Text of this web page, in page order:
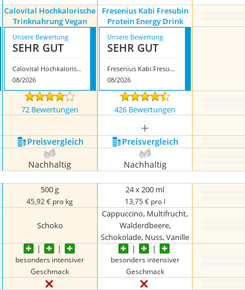
Calovital Hochkalorische
Trinknahrung Vegan
Fresenius Kabi Fresubin
Protein Energy Drink
Unsere Bewertung
SEHR GUT
Calovital Hochkalorische Trinknahrung Vegan
08/2026
Unsere Bewertung
SEHR GUT
Fresenius Kabi Fresubin Protein Energy Drink
08/2026
72 Bewertungen 426 Bewertungen
mehr anzeigen
Preis­vergleich Preis­vergleich
Nachhaltig Nachhaltig
500 g
45,92 € pro kg
24 x 200 ml
13,75 € pro l
Schoko
Cappuccino, Multifrucht,
Walderdbeere,
Schokolade, Nuss, Vanille
besonders intensiver
Geschmack
besonders intensiver
Geschmack